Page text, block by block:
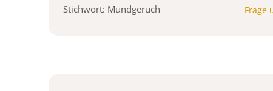
Stichwort: Mundgeruch Frage